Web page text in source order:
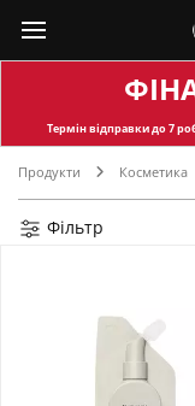
Термін відправкидо 7
Продукти Косметика
Фільтр